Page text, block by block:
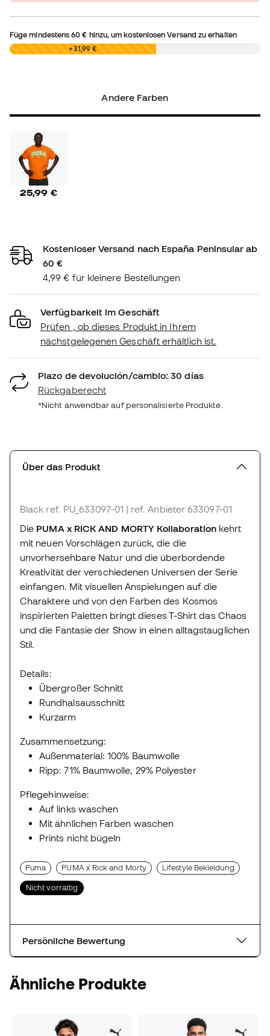
Füge mindestens60 € hinzu, um kostenlosen Versand zu erhalten
0,00 € +31,99 €
Andere Farben
25,99 €
Kostenloser Versand nach España Peninsular ab
60 €
4,99 € für kleinere Bestellungen
Verfügbarkeit im Geschäft
Prüfen , ob dieses Produkt in Ihrem
nächstgelegenen Geschäft erhältlich ist.
Plazo de devolución/cambio: 30 días
Rückgaberecht
*Nicht anwendbar auf personalisierte Produkte.
Über das Produkt
Black ref. PU_633097-01 | ref. Anbieter 633097-01
Die PUMA x RICK AND MORTY Kollaboration kehrt
mit neuen Vorschlägen zurück, die die
unvorhersehbare Natur und die überbordende
Kreativität der verschiedenen Universen der Serie
einfangen. Mit visuellen Anspielungen auf die
Charaktere und von den Farben des Kosmos
inspirierten Paletten bringt dieses T-Shirt das Chaos
und die Fantasie der Show in einen alltagstauglichen
Stil.
Details:
Übergroßer Schnitt
Rundhalsausschnitt
Kurzarm
Zusammensetzung:
Außenmaterial: 100% Baumwolle
Ripp: 71% Baumwolle, 29% Polyester
Pflegehinweise:
Auf links waschen
Mit ähnlichen Farben waschen
Prints nicht bügeln
Puma PUMA x Rick and Morty Lifestyle Bekleidung
Nicht vorrättig
Persönliche Bewertung
Ähnliche Produkte